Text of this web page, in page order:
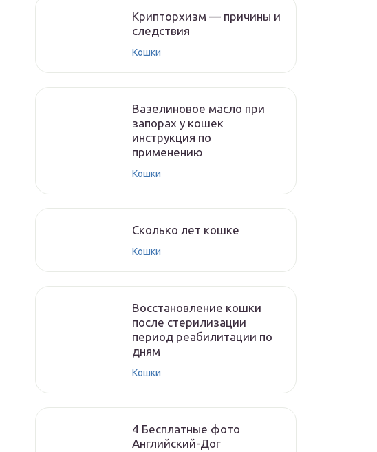
Крипторхизм — причины и
следствия
Кошки
Вазелиновое масло при
запорах у кошек
инструкция по
применению
Кошки
Cколько лет кошке
Кошки
Восстановление кошки
после стерилизации
период реабилитации по
дням
Кошки
4 Бесплатные фото
Английский-Дог